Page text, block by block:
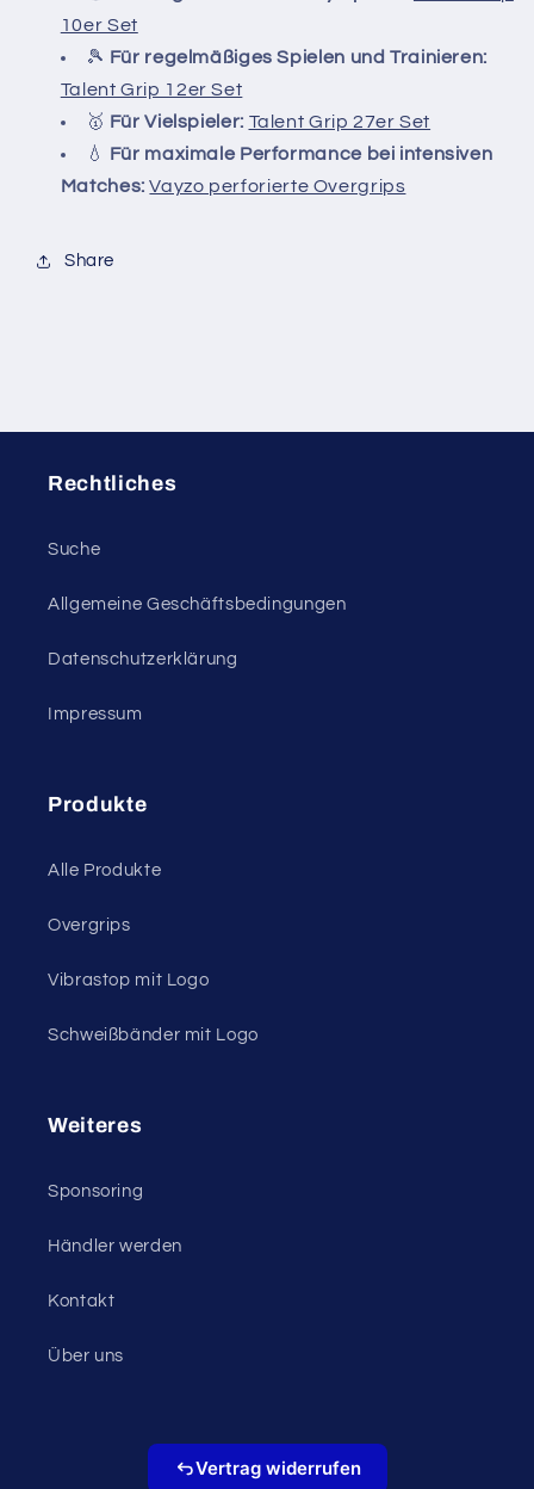
10er Set
🎾 Für regelmäßiges Spielen und Trainieren:
Talent Grip 12er Set
🥇 Für Vielspieler: Talent Grip 27er Set
💧 Für maximale Performance bei intensiven
Matches: Vayzo perforierte Overgrips
Share
Rechtliches
Suche
Allgemeine Geschäftsbedingungen
Datenschutzerklärung
Impressum
Produkte
Alle Produkte
Overgrips
Vibrastop mit Logo
Schweißbänder mit Logo
Weiteres
Sponsoring
Händler werden
Kontakt
Über uns
Vertrag widerrufen